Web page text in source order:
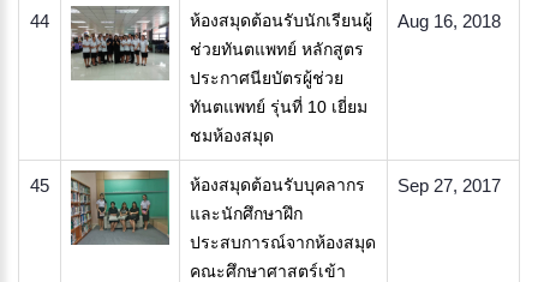
44
ห้องสมุดต้อนรับนักเรียนผู้
ช่วยทันตแพทย์ หลักสูตร
ประกาศนียบัตรผู้ช่วย
ทันตแพทย์ รุ่นที่ 10 เยี่ยม
ชมห้องสมุด
Aug 16, 2018
45
ห้องสมุดต้อนรับบุคลากร
และนักศึกษาฝึก
ประสบการณ์จากห้องสมุด
คณะศึกษาศาสตร์เข้า
Sep 27, 2017